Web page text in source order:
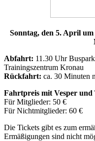
Sonntag, den 5. April
Abfahrt: 11.30 Uhr
Trainingszentrum Kronau
Rückfahrt: ca. 30 Minuten
Fahrtpreis mit Vesper und
Für Mitglieder: 50 €
Für Nichtmitglieder: 60 €
Die Tickets gibt es zum
Ermäßigungen sind nicht